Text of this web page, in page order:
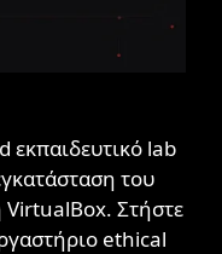
lab
του
VirtualBox. Στήστε
ethical